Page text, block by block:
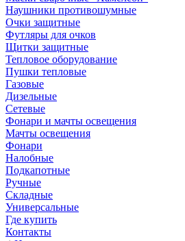
Наушники противошумные
Очки защитные
Футляры для очков
Щитки защитные
Тепловое оборудование
Пушки тепловые
Газовые
Дизельные
Сетевые
Фонари и мачты освещения
Мачты освещения
Фонари
Налобные
Подкапотные
Ручные
Складные
Универсальные
Где купить
Контакты